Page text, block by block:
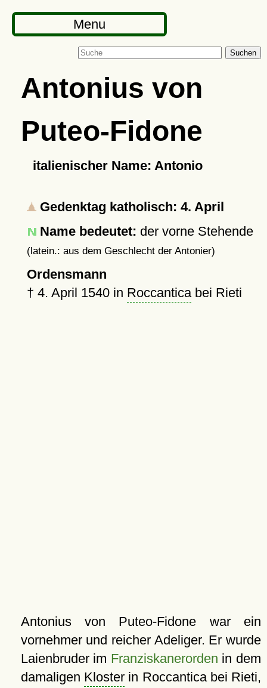
Menu
Suchen
Antonius von
Puteo-Fidone
italienischer Name: Antonio
Gedenktag katholisch: 4. April
Name bedeutet: der vorne Stehende
(latein.: aus dem Geschlecht der Antonier)
Ordensmann
† 4. April 1540in Roccanticabei Rieti
Antonius von Puteo-Fidone war ein
vornehmer und reicher Adeliger. Er wurde
Laienbruder im Franziskanerorden in dem
damaligen Kloster in Roccantica bei Rieti,